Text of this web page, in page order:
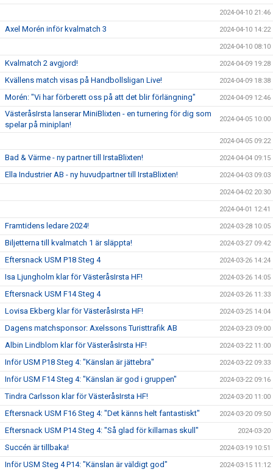
2024-04-10 21:46
Axel Morén inför kvalmatch 3 2024-04-10 14:22
2024-04-10 08:10
Kvalmatch 2 avgjord! 2024-04-09 19:28
Kvällens match visas på Handbollsligan Live! 2024-04-09 18:38
Morén: "Vi har förberett oss på att det blir förlängning" 2024-04-09 12:46
VästeråsIrsta lanserar MiniBlixten - en turnering för dig som
spelar på miniplan!
2024-04-05 10:00
2024-04-05 09:22
Bad & Värme - ny partner till IrstaBlixten! 2024-04-04 09:15
Ella Industrier AB - ny huvudpartner till IrstaBlixten! 2024-04-03 09:03
2024-04-02 20:30
2024-04-01 12:41
Framtidens ledare 2024! 2024-03-28 10:05
Biljetterna till kvalmatch 1 är släppta! 2024-03-27 09:42
Eftersnack USM P18 Steg 4 2024-03-26 14:24
Isa Ljungholm klar för VästeråsIrsta HF! 2024-03-26 14:05
Eftersnack USM F14 Steg 4 2024-03-26 11:33
Lovisa Ekberg klar för VästeråsIrsta HF! 2024-03-25 14:04
Dagens matchsponsor: Axelssons Turisttrafik AB 2024-03-23 09:00
Albin Lindblom klar för VästeråsIrsta HF! 2024-03-22 11:00
Inför USM P18 Steg 4: "Känslan är jättebra" 2024-03-22 09:33
Inför USM F14 Steg 4: "Känslan är god i gruppen" 2024-03-22 09:16
Tindra Carlsson klar för VästeråsIrsta HF! 2024-03-20 11:00
Eftersnack USM F16 Steg 4: "Det känns helt fantastiskt" 2024-03-20 09:50
Eftersnack USM P14 Steg 4: "Så glad för killarnas skull" 2024-03-20
Succén är tillbaka! 2024-03-19 10:51
Inför USM Steg 4 P14: "Känslan är väldigt god" 2024-03-15 11:12